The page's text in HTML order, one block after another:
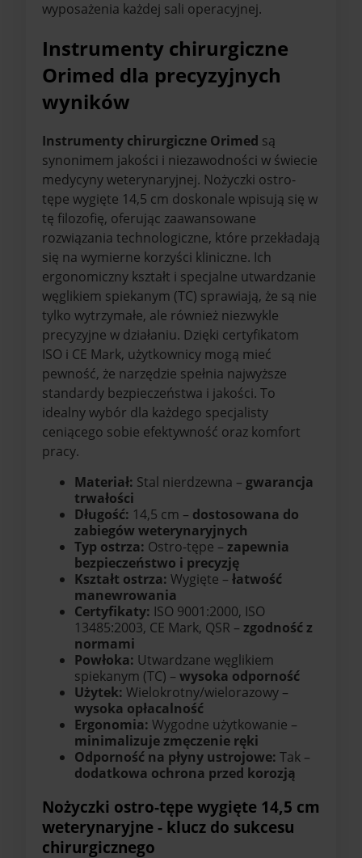
wyposażenia każdej sali operacyjnej.
Instrumenty chirurgiczne
Orimed dla precyzyjnych
wyników
Instrumenty chirurgiczne Orimed są
synonimem jakości i niezawodności w świecie
medycyny weterynaryjnej. Nożyczki ostro-
tępe wygięte 14,5 cm doskonale wpisują się w
tę filozofię, oferując zaawansowane
rozwiązania technologiczne, które przekładają
się na wymierne korzyści kliniczne. Ich
ergonomiczny kształt i specjalne utwardzanie
węglikiem spiekanym (TC) sprawiają, że są nie
tylko wytrzymałe, ale również niezwykle
precyzyjne w działaniu. Dzięki certyfikatom
ISO i CE Mark, użytkownicy mogą mieć
pewność, że narzędzie spełnia najwyższe
standardy bezpieczeństwa i jakości. To
idealny wybór dla każdego specjalisty
ceniącego sobie efektywność oraz komfort
pracy.
Materiał: Stal nierdzewna – gwarancja
trwałości
Długość: 14,5 cm – dostosowana do
zabiegów weterynaryjnych
Typ ostrza: Ostro-tępe – zapewnia
bezpieczeństwo i precyzję
Kształt ostrza: Wygięte – łatwość
manewrowania
Certyfikaty: ISO 9001:2000, ISO
13485:2003, CE Mark, QSR – zgodność z
normami
Powłoka: Utwardzane węglikiem
spiekanym (TC) – wysoka odporność
Użytek: Wielokrotny/wielorazowy –
wysoka opłacalność
Ergonomia: Wygodne użytkowanie –
minimalizuje zmęczenie ręki
Odporność na płyny ustrojowe: Tak –
dodatkowa ochrona przed korozją
Nożyczki ostro-tępe wygięte 14,5 cm
weterynaryjne - klucz do sukcesu
chirurgicznego